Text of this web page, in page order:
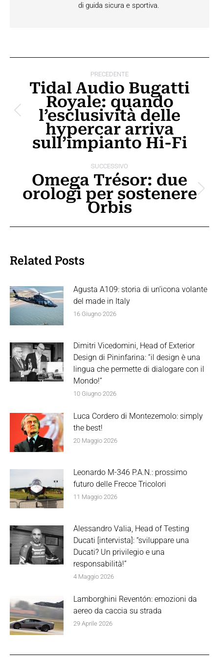
di guida sicura e sportiva.
post
PRECEDENTE
Post
precedente:
Tidal Audio Bugatti
Royale: quando
l’esclusività delle
hypercar arriva
sull’impianto Hi-Fi
SUCCESSIVO
Prossimo
post:
Omega Trésor: due
orologi per sostenere
Orbis
Related Posts
Agusta A109: storia di un’icona volante
del made in Italy
16 Giugno 2026
Dimitri Vicedomini, Head of Exterior
Design di Pininfarina: “il design è una
lingua che permette di dialogare con il
Mondo!”
10 Giugno 2026
Luca Cordero di Montezemolo: simply
the best!
20 Maggio 2026
Leonardo M-346 P.A.N.: prossimo
futuro delle Frecce Tricolori
11 Maggio 2026
Alessandro Valia, Head of Testing
Ducati [intervista]: “sviluppare una
Ducati? Un privilegio e una
responsabilità!”
4 Maggio 2026
Lamborghini Reventón: emozioni da
aereo da caccia su strada
29 Aprile 2026